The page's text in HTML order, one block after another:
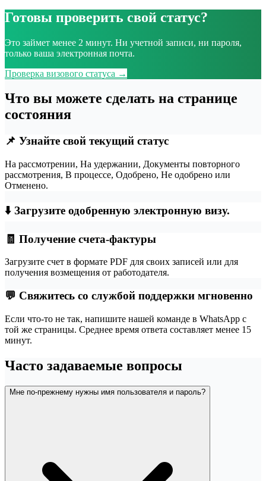
Готовы проверить свой статус?
Это займет менее 2 минут. Ни учетной записи, ни пароля,
только ваша электронная почта.
Проверка визового статуса →
Что вы можете сделать на странице
состояния
📌 Узнайте свой текущий статус
На рассмотрении, На удержании, Документы повторного
рассмотрения, В процессе, Одобрено, Не одобрено или
Отменено.
⬇️ Загрузите одобренную электронную визу.
🧾 Получение счета-фактуры
Загрузите счет в формате PDF для своих записей или для
получения возмещения от работодателя.
💬 Свяжитесь со службой поддержки мгновенно
Если что-то не так, напишите нашей команде в WhatsApp с
той же страницы. Среднее время ответа составляет менее 15
минут.
Часто задаваемые вопросы
Мне по-прежнему нужны имя пользователя и пароль?